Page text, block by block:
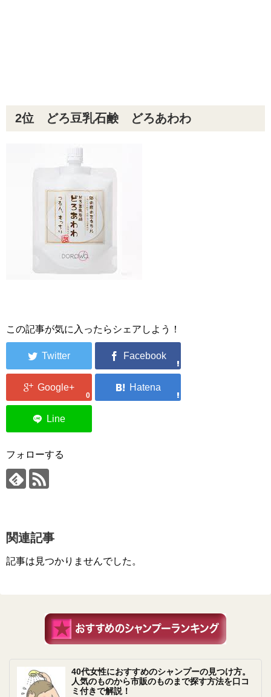
2位 どろ豆乳石鹸 どろあわわ
この記事が気に入ったらシェアしよう！
0
フォローする
関連記事
記事は見つかりませんでした。
40代女性におすすめのシャンプーの見つけ方。
人気のものから市販のものまで探す方法を口コ
ミ付きで解説！